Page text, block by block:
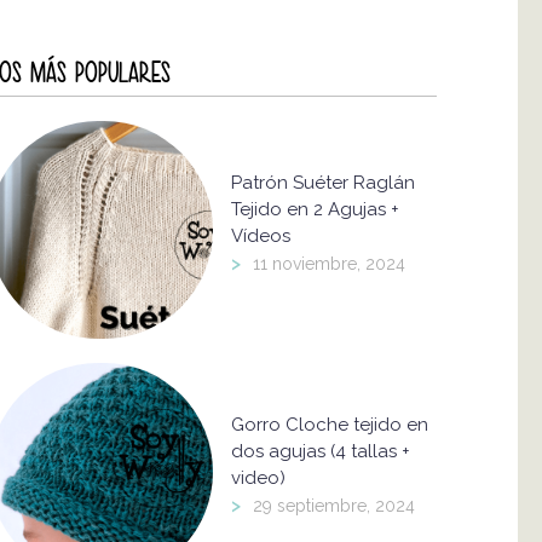
MÁS POPULARES
Patrón Suéter Raglán
Tejido en 2 Agujas +
Vídeos
> 11 noviembre, 2024
Gorro Cloche tejido en
dos agujas (4 tallas +
video)
> 29 septiembre, 2024